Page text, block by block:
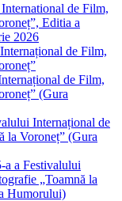
de Film,
Editia a
2026
de Film,
de Film,
(Gura
Internațional de
la Voroneț” (Gura
a a Festivalului
„Toamnă la
Humorului)